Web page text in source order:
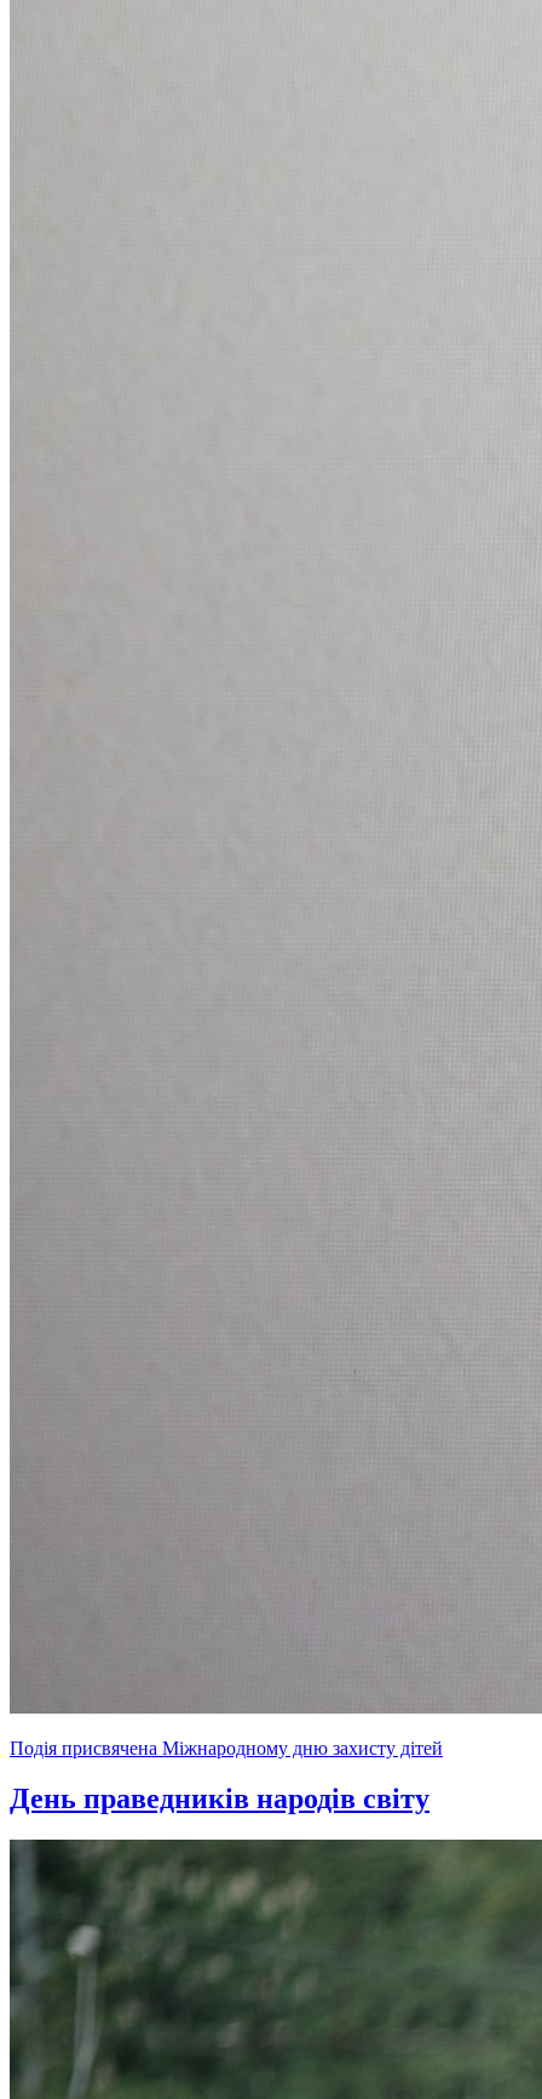
Подія присвячена Міжнародному дню захисту дітей
День праведників народів світу